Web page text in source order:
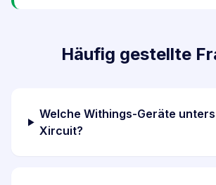
Häufig gestellte
Welche Withings-Geräte
Xircuit?